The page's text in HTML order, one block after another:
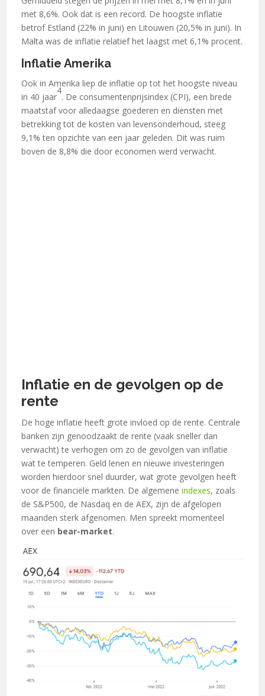
met 8,6%. Ook dat is een record. De hoogste inflatie
betrof Estland (22% in juni) en Litouwen (20,5% in juni). In
Malta was de inflatie relatief het laagst met 6,1% procent.
Inflatie Amerika
Ook in Amerika liep de inflatie op tot het hoogste niveau
in 40 jaar
4
. De consumentenprijsindex (CPI), een brede
maatstaf voor alledaagse goederen en diensten met
betrekking tot de kosten van levensonderhoud, steeg
9,1% ten opzichte van een jaar geleden. Dit was ruim
boven de 8,8% die door economen werd verwacht.
Inflatie en de gevolgen op de
rente
De hoge inflatie heeft grote invloed op de rente. Centrale
banken zijn genoodzaakt de rente (vaak sneller dan
verwacht) te verhogen om zo de gevolgen van inflatie
wat te temperen. Geld lenen en nieuwe investeringen
worden hierdoor snel duurder, wat grote gevolgen heeft
voor de financiële markten. De algemeneindexes, zoals
de S&P500, de Nasdaq en de AEX, zijn de afgelopen
maanden sterk afgenomen. Men spreekt momenteel
over een bear-market.